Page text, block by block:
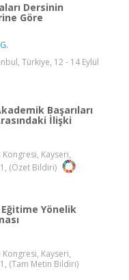
Dersinin
Göre
Türkiye, 12 - 14 Eylül
Başarıları
İlişki
Kayseri,
(Özet Bildiri)
Yönelik
Kayseri,
(Tam Metin Bildiri)